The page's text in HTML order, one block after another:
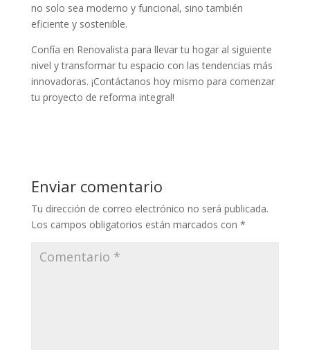
no solo sea moderno y funcional, sino también
eficiente y sostenible.
Confía en Renovalista para llevar tu hogar al siguiente
nivel y transformar tu espacio con las tendencias más
innovadoras. ¡Contáctanos hoy mismo para comenzar
tu proyecto de reforma integral!
Enviar comentario
Tu dirección de correo electrónico no será publicada.
Los campos obligatorios están marcados con *